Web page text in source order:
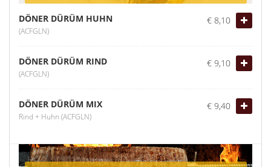
DÖNER DÜRÜM HUHN
(ACFGLN)
€ 8,10
DÖNER DÜRÜM RIND
(ACFGLN)
€ 9,10
DÖNER DÜRÜM MIX
Rind + Huhn (ACFGLN)
€ 9,40